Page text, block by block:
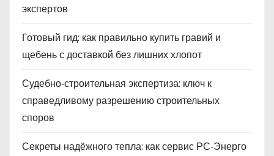
экспертов
Готовый гид: как правильно купить гравий и
щебень с доставкой без лишних хлопот
Судебно‑строительная экспертиза: ключ к
справедливому разрешению строительных
споров
Секреты надёжного тепла: как сервис РС‑Энерго